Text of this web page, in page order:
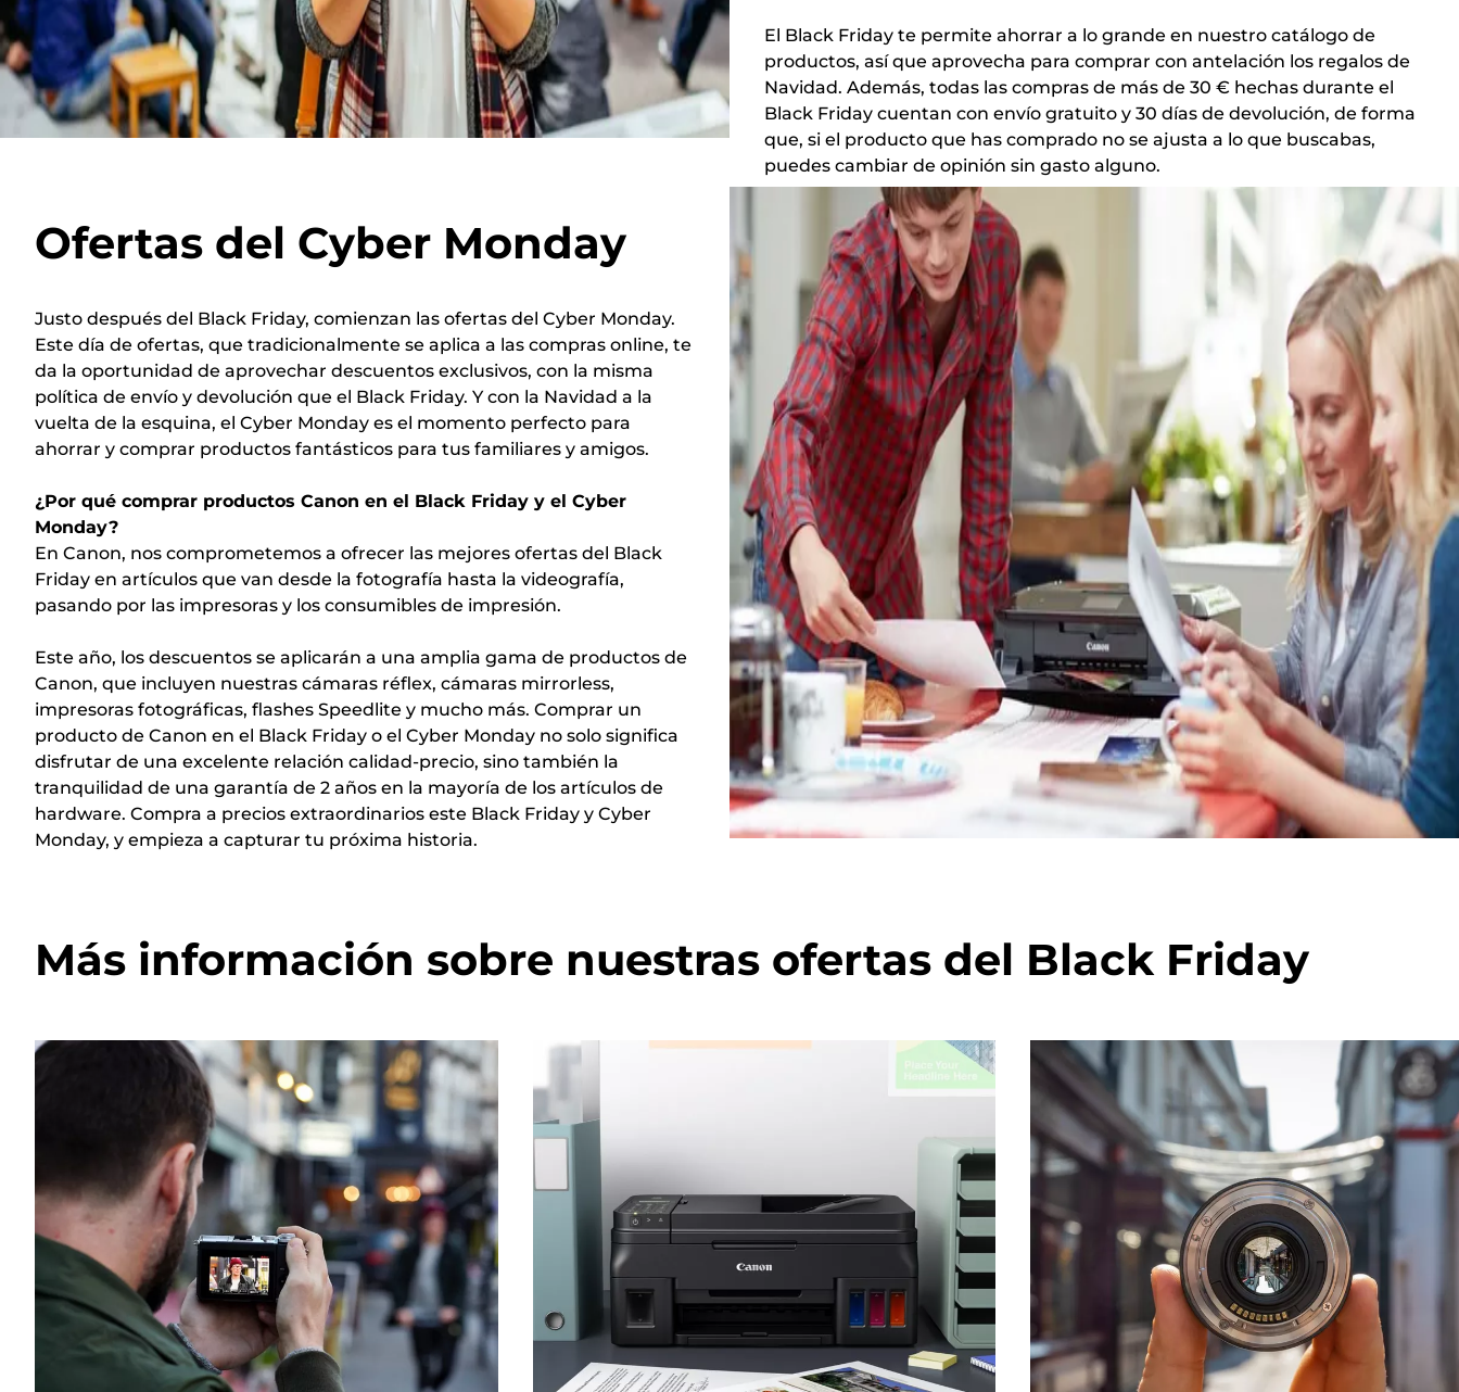
El Black Friday te permite ahorrar a lo grande en nuestro catálogo de
productos, así que aprovecha para comprar con antelación los regalos de
Navidad. Además, todas las compras de más de 30 € hechas durante el
Black Friday cuentan con envío gratuito y 30 días de devolución, de forma
que, si el producto que has comprado no se ajusta a lo que buscabas,
puedes cambiar de opinión sin gasto alguno.
Ofertas del Cyber Monday
Justo después del Black Friday, comienzan las ofertas del Cyber Monday.
Este día de ofertas, que tradicionalmente se aplica a las compras online, te
da la oportunidad de aprovechar descuentos exclusivos, con la misma
política de envío y devolución que el Black Friday. Y con la Navidad a la
vuelta de la esquina, el Cyber Monday es el momento perfecto para
ahorrar y comprar productos fantásticos para tus familiares y amigos.
¿Por qué comprar productos Canon en el Black Friday y el Cyber
Monday?
En Canon, nos comprometemos a ofrecer las mejores ofertas del Black
Friday en artículos que van desde la fotografía hasta la videografía,
pasando por las impresoras y los consumibles de impresión.
Este año, los descuentos se aplicarán a una amplia gama de productos de
Canon, que incluyen nuestras cámaras réflex, cámaras mirrorless,
impresoras fotográficas, flashes Speedlite y mucho más. Comprar un
producto de Canon en el Black Friday o el Cyber Monday no solo significa
disfrutar de una excelente relación calidad-precio, sino también la
tranquilidad de una garantía de 2 años en la mayoría de los artículos de
hardware. Compra a precios extraordinarios este Black Friday y Cyber
Monday, y empieza a capturar tu próxima historia.
Más información sobre nuestras ofertas del Black Friday